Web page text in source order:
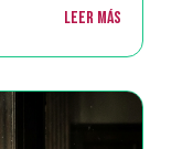
Leer más